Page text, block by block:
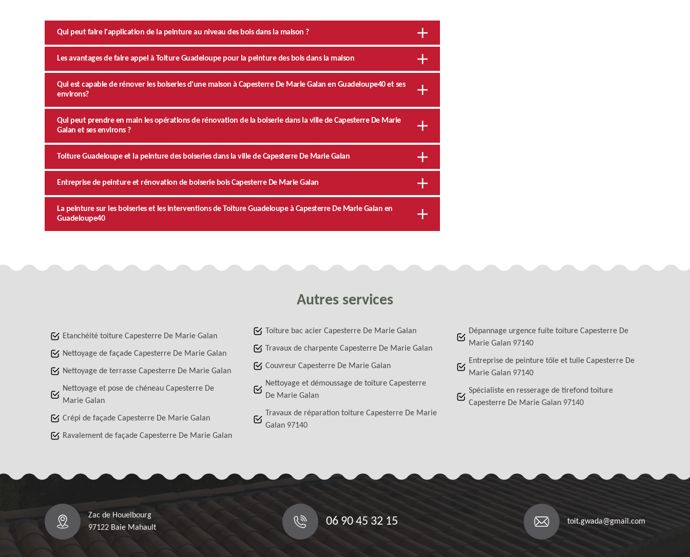
Qui peut faire l'application de la peinture au niveau des bois dans la maison ?
Les avantages de faire appel à Toiture Guadeloupe pour la peinture des bois dans la maison
Qui est capable de rénover les boiseries d'une maison à Capesterre De Marie Galan en Guadeloupe40 et ses
environs?
Qui peut prendre en main les opérations de rénovation de la boiserie dans la ville de Capesterre De Marie
Galan et ses environs ?
Toiture Guadeloupe et la peinture des boiseries dans la ville de Capesterre De Marie Galan
Entreprise de peinture et rénovation de boiserie bois Capesterre De Marie Galan
La peinture sur les boiseries et les interventions de Toiture Guadeloupe à Capesterre De Marie Galan en
Guadeloupe40
Autres services
Etanchéité toiture Capesterre De Marie Galan
Nettoyage de façade Capesterre De Marie Galan
Nettoyage de terrasse Capesterre De Marie Galan
Nettoyage et pose de chéneau Capesterre De
Marie Galan
Crépi de façade Capesterre De Marie Galan
Ravalement de façade Capesterre De Marie Galan
Toiture bac acier Capesterre De Marie Galan
Travaux de charpente Capesterre De Marie Galan
Couvreur Capesterre De Marie Galan
Nettoyage et démoussage de toiture Capesterre
De Marie Galan
Travaux de réparation toiture Capesterre De Marie
Galan 97140
Dépannage urgence fuite toiture Capesterre De
Marie Galan 97140
Entreprise de peinture tôle et tuile Capesterre De
Marie Galan 97140
Spécialiste en resserage de tirefond toiture
Capesterre De Marie Galan 97140
Zac de Houelbourg
97122 Baie Mahault
06 90 45 32 15 toit.gwada@gmail.com